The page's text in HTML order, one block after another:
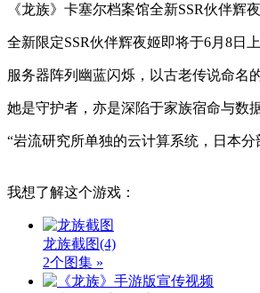
《龙族》卡塞尔档案馆全新SSR伙伴辉
全新限定SSR伙伴辉夜姬即将于6月8日上
服务器阵列幽蓝闪烁，以古老传说命名
她是守护者，亦是深陷于家族宿命与数
“岩流研究所单独的云计算系统，日本
我想了解这个游戏：
龙族截图(4)
2个图集 »